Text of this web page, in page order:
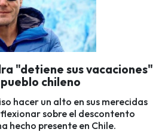
"detiene sus vacaciones"
chileno
hacer un alto en sus merecidas
sobre el descontento
hecho presente en Chile.